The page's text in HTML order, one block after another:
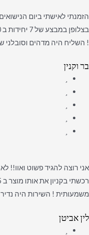
הזמנתי לאישתי ביום
! השליח היה מדהים וסובלני
בר וקנין
משמעותית ! השירות היה
לין אביטן